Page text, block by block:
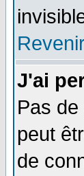
J'ai
Pas
peut
de